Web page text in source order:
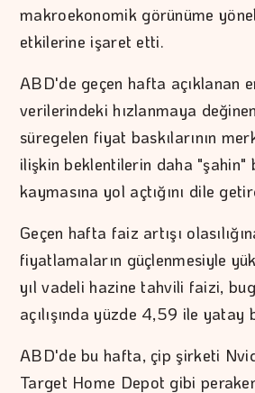
makroekonomik görünüme
etkilerine işaret etti.
ABD'de geçen hafta açıklanan
verilerindeki hızlanmaya
süregelen fiyat baskılarının
ilişkin beklentilerin daha "şahin"
kaymasına yol açtığını dile
Geçen hafta faiz artışı
fiyatlamaların güçlenmesiyle
yıl vadeli hazine tahvili faizi,
açılışında yüzde 4,59 ile yatay
ABD'de bu hafta, çip şirketi
Target Home Depot gibi